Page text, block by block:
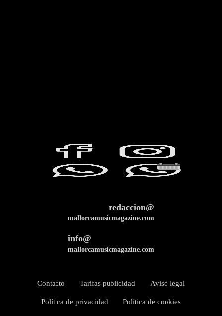
redaccion@
mallorcamusicmagazine.com
info@
mallorcamusicmagazine.com
Contacto Tarifas publicidad Aviso legal
Política de privacidad Política de cookies